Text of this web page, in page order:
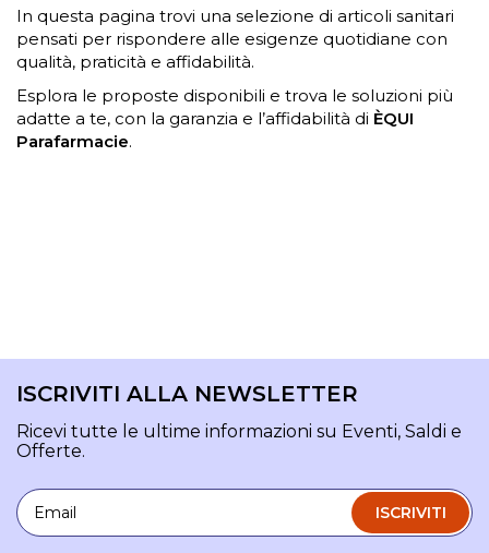
In questa pagina trovi una selezione di articoli sanitari
pensati per rispondere alle esigenze quotidiane con
qualità, praticità e affidabilità.
Esplora le proposte disponibili e trova le soluzioni più
adatte a te, con la garanzia e l’affidabilità di ÈQUI
Parafarmacie.
ISCRIVITI ALLA NEWSLETTER
Ricevi tutte le ultime informazioni su Eventi, Saldi e
Offerte.
Email
ISCRIVITI